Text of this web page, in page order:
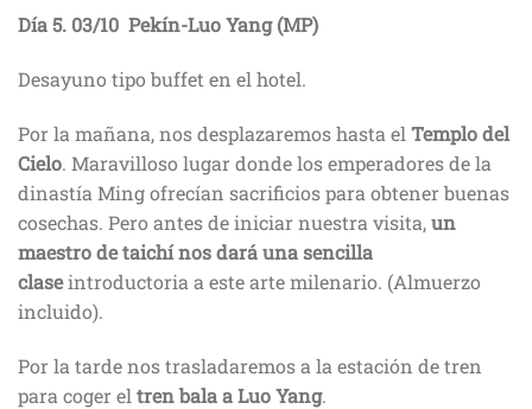
Día 5. 03/10 Pekín-Luo Yang(MP)
Desayuno tipo buffet en el hotel.
Por la mañana, nos desplazaremos hasta el Templo del
Cielo. Maravilloso lugar donde los emperadores de la
dinastía Ming ofrecían sacrificios para obtener buenas
cosechas. Pero antes de iniciar nuestra visita,un
maestro de taichí nos dará una sencilla
claseintroductoria a este arte milenario. (Almuerzo
incluido).
Por la tarde nos trasladaremos a la estación de tren
para coger el tren bala a Luo Yang.